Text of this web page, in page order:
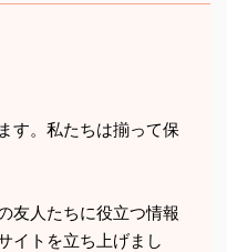
す。私たちは揃って保
友人たちに役立つ情報
イトを立ち上げまし